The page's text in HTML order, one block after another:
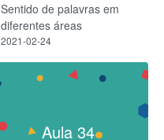
Sentido de palavras em
diferentes áreas
2021-02-24
Aula 34